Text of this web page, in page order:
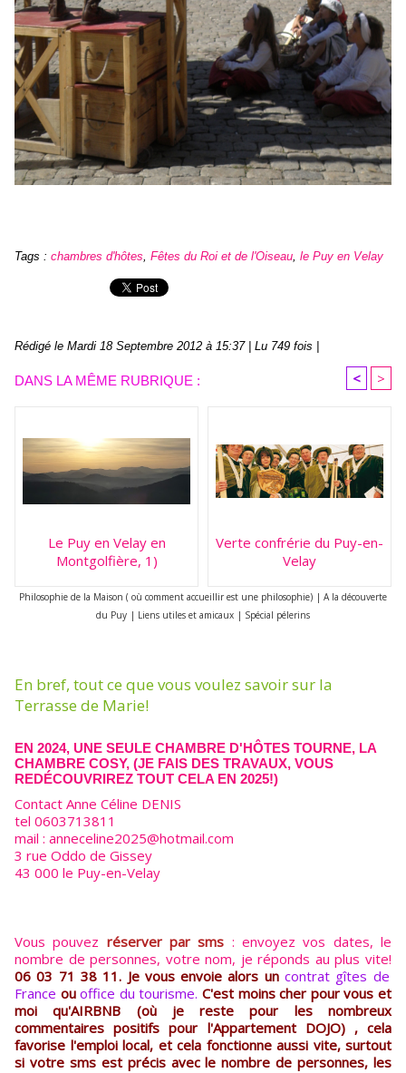
Tags : chambres d'hôtes, Fêtes du Roi et de l'Oiseau, le Puy en Velay
Rédigé le Mardi 18 Septembre 2012 à 15:37 | Lu 749 fois |
DANS LA MÊME RUBRIQUE : < >
Le Puy en Velay en
Montgolfière, 1)
Verte confrérie du Puy-en-
Velay
Philosophie de la Maison ( où comment accueillir est une philosophie) | A la découverte
du Puy | Liens utiles et amicaux | Spécial pélerins
En bref, tout ce que vous voulez savoir sur la
Terrasse de Marie!
EN 2024, UNE SEULE CHAMBRE D'HÔTES TOURNE, LA
CHAMBRE COSY, (JE FAIS DES TRAVAUX, VOUS
REDÉCOUVRIREZ TOUT CELA EN 2025!)
Contact Anne Céline DENIS
tel 0603713811
mail : anneceline2025@hotmail.com
3 rue Oddo de Gissey
43 000 le Puy-en-Velay
Vous pouvez réserver par sms : envoyez vos dates, le
nombre de personnes, votre nom, je réponds au plus vite!
06 03 71 38 11. Je vous envoie alors uncontrat gîtes de
France ouoffice du tourisme. C'est moins cher pour vous et
moi qu'AIRBNB (où je reste pour les nombreux
commentaires positifs pour l'Appartement DOJO) , cela
favorise l'emploi local, et cela fonctionne aussi vite, surtout
si votre sms est précis avec le nombre de personnes, les